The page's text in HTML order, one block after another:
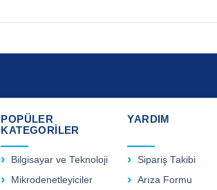
POPÜLER
KATEGORİLER
Bilgisayar ve Teknoloji
Mikrodenetleyiciler
YARDIM
Sipariş Takibi
Arıza Formu